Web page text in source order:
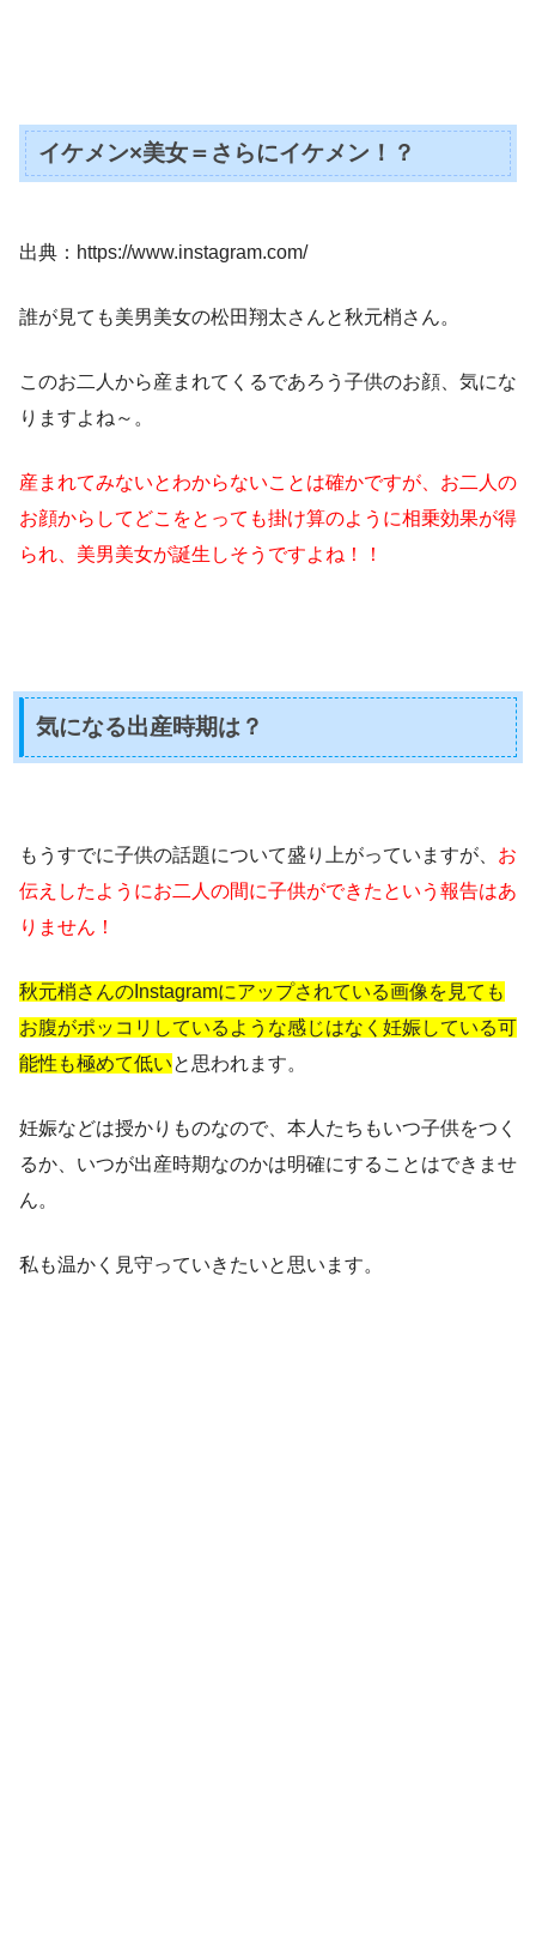
イケメン×美女＝さらにイケメン！？
出典：https://www.instagram.com/
誰が見ても美男美女の松田翔太さんと秋元梢さん。
このお二人から産まれてくるであろう子供のお顔、気にな
りますよね～。
産まれてみないとわからないことは確かですが、お二人の
お顔からしてどこをとっても掛け算のように相乗効果が得
られ、美男美女が誕生しそうですよね！！
気になる出産時期は？
もうすでに子供の話題について盛り上がっていますが、 お
伝えしたようにお二人の間に子供ができたという報告はあ
りません！
秋元梢さんのInstagramにアップされている画像を見ても
お腹がポッコリしているような感じはなく妊娠している可
能性も極めて低いと思われます。
妊娠などは授かりものなので、本人たちもいつ子供をつく
るか、いつが出産時期なのかは明確にすることはできませ
ん。
私も温かく見守っていきたいと思います。